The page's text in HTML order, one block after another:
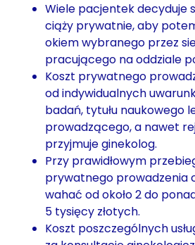
Wiele pacjentek decyduje
ciąży prywatnie, aby
okiem wybranego przez
pracującego na oddziale
Koszt prywatnego
od indywidualnych
badań, tytułu naukowego
prowadzącego, a nawet
przyjmuje ginekolog.
Przy prawidłowym
prywatnego prowadzenia
wahać od około 2 do
5 tysięcy złotych.
Koszt poszczególnych